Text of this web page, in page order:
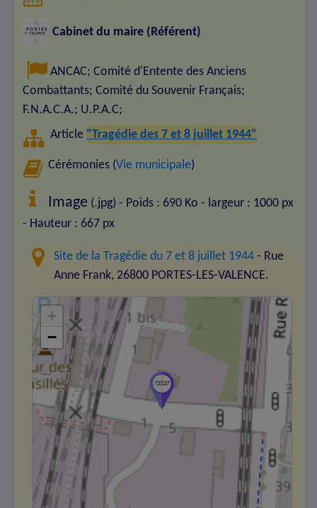
Cabinet du maire (Référent)
ANCAC;Comité d'Entente des Anciens
Combattants; Comité du Souvenir Français;
F.N.A.C.A.; U.P.A.C;
Article "Tragédie des 7 et 8 juillet 1944"
Cérémonies (Vie municipale)
Image (.jpg) - Poids : 690 Ko - largeur : 1000 px
- Hauteur : 667 px
Site de la Tragédie du 7 et 8 juillet 1944 - Rue
Anne Frank, 26800 PORTES-LES-VALENCE.
+
−